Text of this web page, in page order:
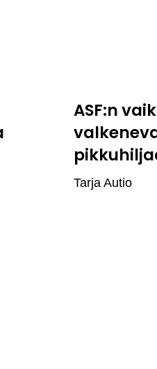
ASF:n
Tarja Autio